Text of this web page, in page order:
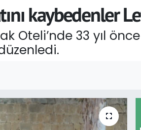
kaybedenler
Oteli’nde 33 yıl